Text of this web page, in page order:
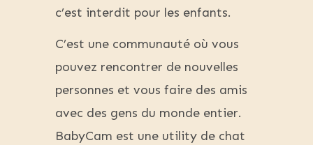
c’est interdit pour les enfants.
C’est une communauté où vous
pouvez rencontrer de nouvelles
personnes et vous faire des amis
avec des gens du monde entier.
BabyCam est une utility de chat